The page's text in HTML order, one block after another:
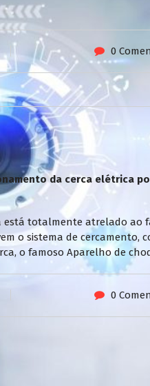
0
da cerca elétrica
totalmente atrelado ao
o sistema de cercamento,
o famoso Aparelho de
0